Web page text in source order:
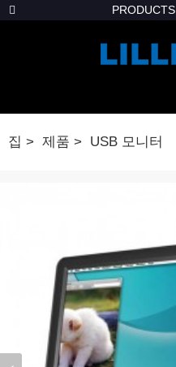
집 제품 USB 모니터
PRODUCTS